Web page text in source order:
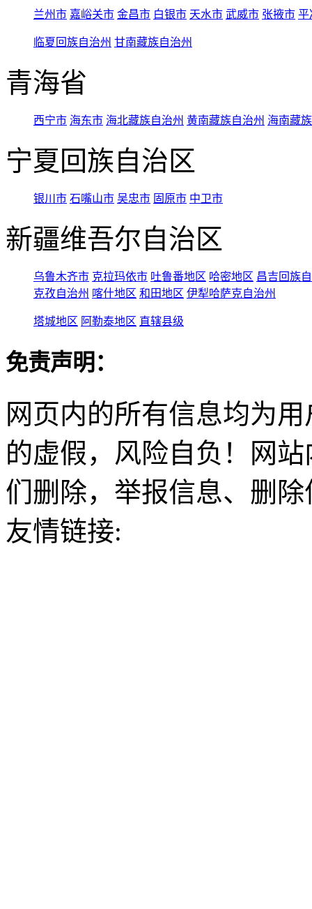
兰州市 嘉峪关市 金昌市 白银市 天水市 武威市 张掖市 平
临夏回族自治州 甘南藏族自治州
青海省
西宁市 海东市 海北藏族自治州 黄南藏族自治州 海南藏
宁夏回族自治区
银川市 石嘴山市 吴忠市 固原市 中卫市
新疆维吾尔自治区
乌鲁木齐市 克拉玛依市 吐鲁番地区 哈密地区 昌吉回族
克孜自治州 喀什地区 和田地区 伊犁哈萨克自治州
塔城地区 阿勒泰地区 直辖县级
免责声明：
网页内的所有信息均为
的虚假，风险自负！网
们删除，举报信息、删
友情链接: